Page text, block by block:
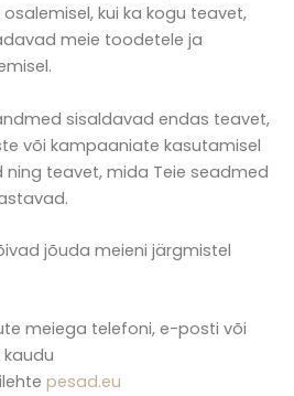
kui ka kogu teavet,
meie toodetele ja
sisaldavad endas teavet,
või kampaaniate kasutamisel
teavet, mida Teie seadmed
jõuda meieni järgmistel
meiega telefoni, e-posti või
pesad.eu